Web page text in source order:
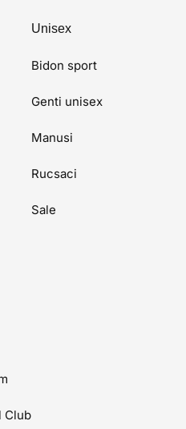
Unisex
Bidon sport
Genti unisex
Manusi
Rucsaci
Sale
Club